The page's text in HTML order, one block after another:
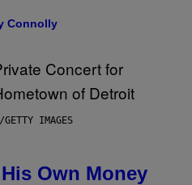
Connolly
GETTY IMAGES
Own Money